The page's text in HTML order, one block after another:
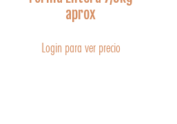
aprox
Login para ver precio